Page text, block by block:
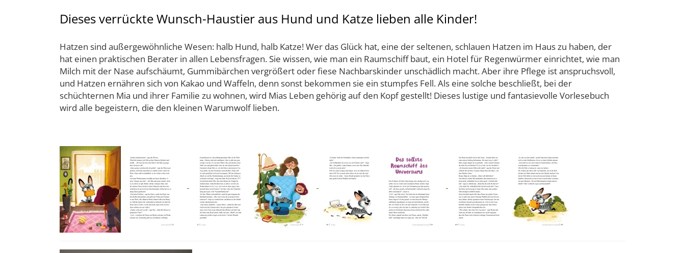
Dieses verrückte Wunsch-Haustier aus Hund und Katze lieben alle Kinder!
Hatzen sind außergewöhnliche Wesen: halb Hund, halb Katze! Wer das Glück hat, eine der seltenen, schlauen Hatzen im Haus zu haben, der
hat einen praktischen Berater in allen Lebensfragen. Sie wissen, wie man ein Raumschiff baut, ein Hotel für Regenwürmer einrichtet, wie man
Milch mit der Nase aufschäumt, Gummibärchen vergrößert oder fiese Nachbarskinder unschädlich macht. Aber ihre Pflege ist anspruchsvoll,
und Hatzen ernähren sich von Kakao und Waffeln, denn sonst bekommen sie ein stumpfes Fell. Als eine solche beschließt, bei der
schüchternen Mia und ihrer Familie zu wohnen, wird Mias Leben gehörig auf den Kopf gestellt! Dieses lustige und fantasievolle Vorlesebuch
wird alle begeistern, die den kleinen Warumwolf lieben.